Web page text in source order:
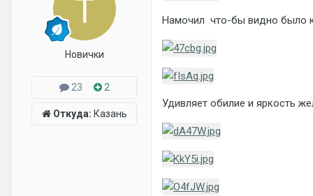
Новички
23 2
Откуда: Казань
Намочил что-бы видно было
Удивляет обилие и яркость